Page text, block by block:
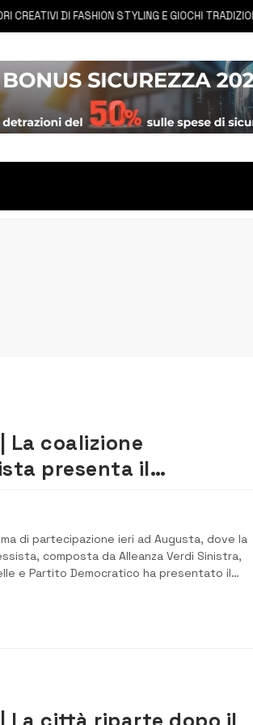
DI FASHION STYLING E GIOCHI TRADIZIONALI
La coalizione
presenta il
“Legalità, ambiente e
il rilancio della città”
di partecipazione ieri ad Augusta, dove la
composta da Alleanza Verdi Sinistra,
e Partito Democratico ha presentato il
elettorale, segnando un passaggio chiave
entrata nel vivo. Al centro dell’incontro, il
Salvo Pancari, c...